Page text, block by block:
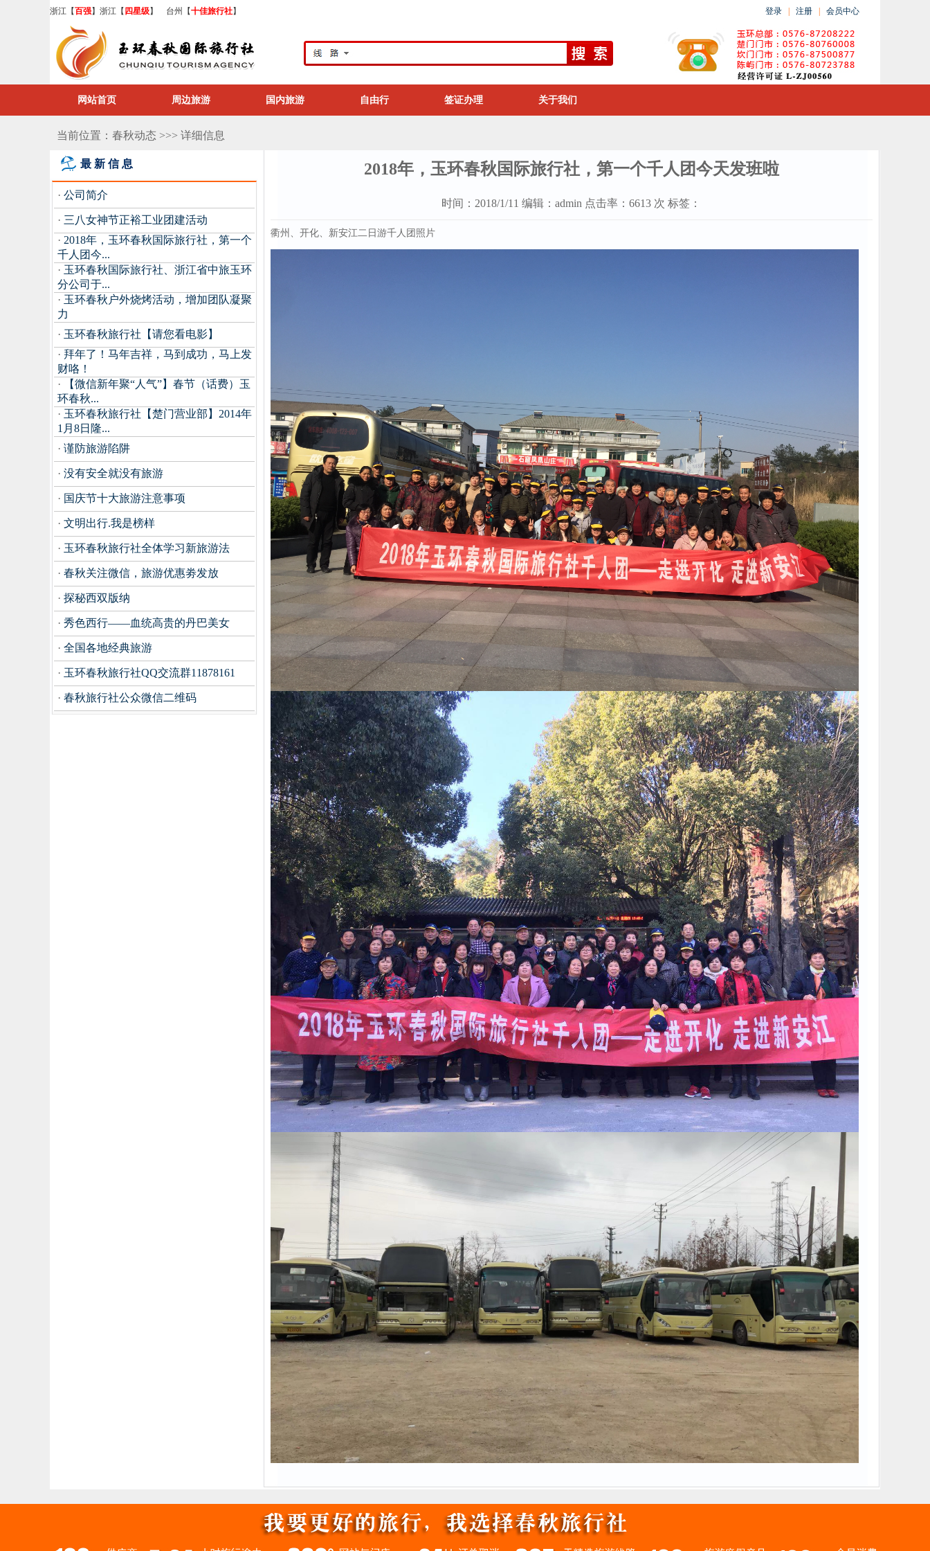
浙江【百强】浙江【 四星级】 台州【十佳旅行社】 登录| 注册 会员中心
网站首页 周边旅游 国内旅游 自由行 签证办理 关于我们
当前位置：春秋动态 >>> 详细信息
最新信息
· 公司简介
· 三八女神节正裕工业团建活动
· 2018年，玉环春秋国际旅行社，第一个
千人团今...
· 玉环春秋国际旅行社、浙江省中旅玉环
分公司于...
· 玉环春秋户外烧烤活动，增加团队凝聚
力
· 玉环春秋旅行社【请您看电影】
· 拜年了！马年吉祥，马到成功，马上发
财咯！
·
【微信新年聚“人气”】春节（话费）玉
环春秋...
· 玉环春秋旅行社【楚门营业部】2014年
1月8日隆...
· 谨防旅游陷阱
· 没有安全就没有旅游
· 国庆节十大旅游注意事项
· 文明出行.我是榜样
· 玉环春秋旅行社全体学习新旅游法
· 春秋关注微信，旅游优惠劵发放
· 探秘西双版纳
· 秀色西行——血统高贵的丹巴美女
· 全国各地经典旅游
· 玉环春秋旅行社QQ交流群11878161
· 春秋旅行社公众微信二维码
2018年，玉环春秋国际旅行社，第一个千人团今天发班啦
时间：2018/1/11 编辑：admin 点击率：6613 次 标签：
衢州、开化、新安江二日游千人团照片